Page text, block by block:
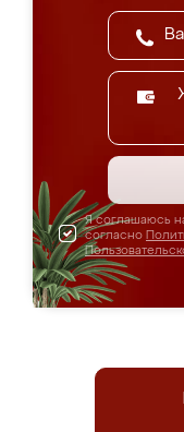
Я соглашаюсь
согласно